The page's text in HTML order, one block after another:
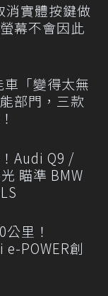
消實體按鍵做
幕不會因此
「變得太無
部門，三款
Audi Q9 /
瞄準 BMW
里！
POWER創